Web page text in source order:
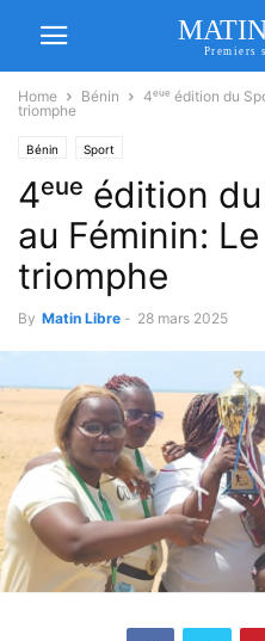
Home Bénin
4ᵉᵘᵉ édition du
triomphe
Bénin Sport
4ᵉᵘᵉ édition
au Féminin:
triomphe
By Matin Libre - 28 mars 2025